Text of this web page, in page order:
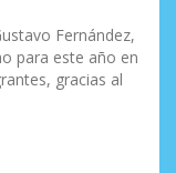
Fernández,
para este año en
gracias al